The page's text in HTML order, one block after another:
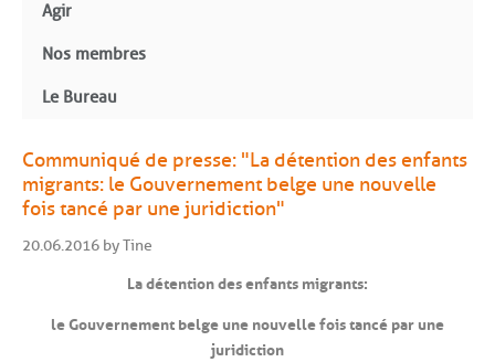
Agir
Nos membres
Le Bureau
Communiqué de presse: "La détention des enfants
migrants: le Gouvernement belge une nouvelle
fois tancé par une juridiction"
20.06.2016 by Tine
La détention des enfants migrants :
le Gouvernement belge une nouvelle fois tancé par une
juridiction